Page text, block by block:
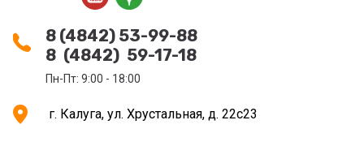
8 (4842) 53-99-88
8 (4842) 59-17-18
Пн-Пт: 9:00 - 18:00
г. Калуга, ул. Хрустальная, д. 22с23